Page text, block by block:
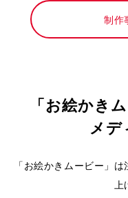
ンテリアも自由に楽し
案を形にするために依頼
制作
「お絵かき
メデ
「お絵かきムービー」
上